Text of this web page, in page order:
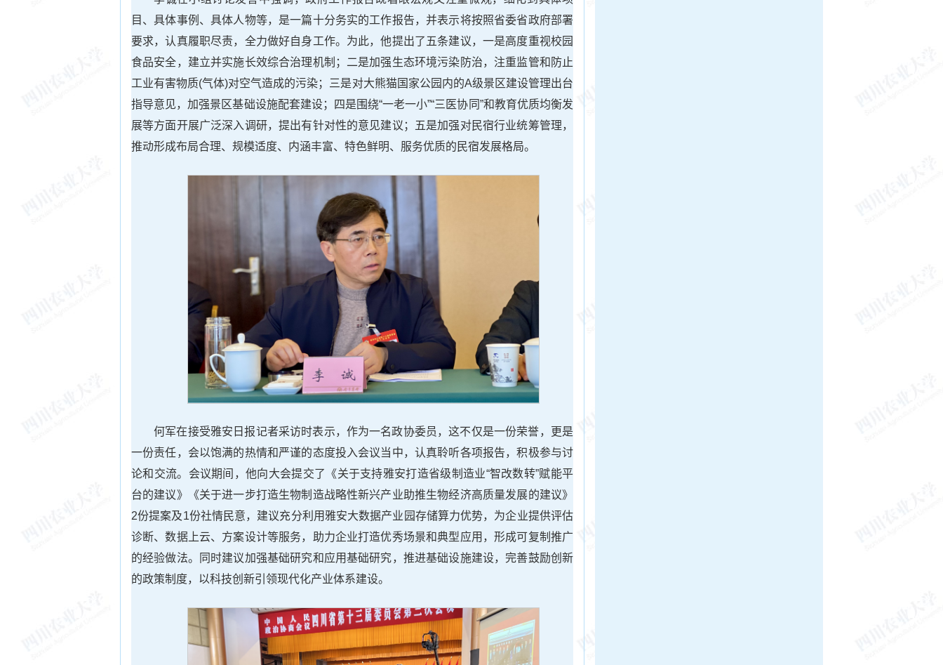
目、具体事例、具体人物等，是一篇十分务实的工作报告，并表示将按照省委省政府部署
要求，认真履职尽责，全力做好自身工作。为此，他提出了五条建议，一是高度重视校园
食品安全，建立并实施长效综合治理机制；二是加强生态环境污染防治，注重监管和防止
工业有害物质(气体)对空气造成的污染；三是对大熊猫国家公园内的A级景区建设管理出台
指导意见，加强景区基础设施配套建设；四是围绕“一老一小”“三医协同”和教育优质均衡发
展等方面开展广泛深入调研，提出有针对性的意见建议；五是加强对民宿行业统筹管理，
推动形成布局合理、规模适度、内涵丰富、特色鲜明、服务优质的民宿发展格局。
何军在接受雅安日报记者采访时表示，作为一名政协委员，这不仅是一份荣誉，更是
一份责任，会以饱满的热情和严谨的态度投入会议当中，认真聆听各项报告，积极参与讨
论和交流。会议期间，他向大会提交了《关于支持雅安打造省级制造业“智改数转”赋能平
台的建议》《关于进一步打造生物制造战略性新兴产业助推生物经济高质量发展的建议》
2份提案及1份社情民意，建议充分利用雅安大数据产业园存储算力优势，为企业提供评估
诊断、数据上云、方案设计等服务，助力企业打造优秀场景和典型应用，形成可复制推广
的经验做法。同时建议加强基础研究和应用基础研究，推进基础设施建设，完善鼓励创新
的政策制度，以科技创新引领现代化产业体系建设。